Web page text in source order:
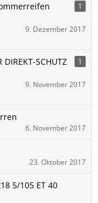
1
9. Dezember 2017
DIREKT-SCHUTZ
1
9. November 2017
6. November 2017
23. Oktober 2017
5/105 ET 40